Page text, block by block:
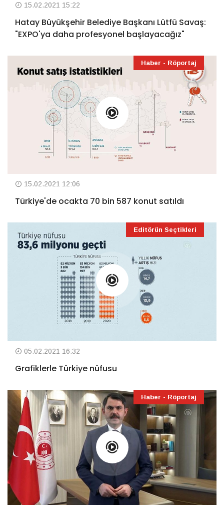
15.02.2021 15:22
Hatay Büyükşehir Belediye Başkanı Lütfü Savaş:
"EXPO'ya daha profesyonel başlayacağız"
Haber - Röportaj
15.02.2021 12:06
Türkiye'de ocakta 70 bin 587 konut satıldı
Editörün Seçtikleri
05.02.2021 16:32
Grafiklerle Türkiye nüfusu
Haber - Röportaj